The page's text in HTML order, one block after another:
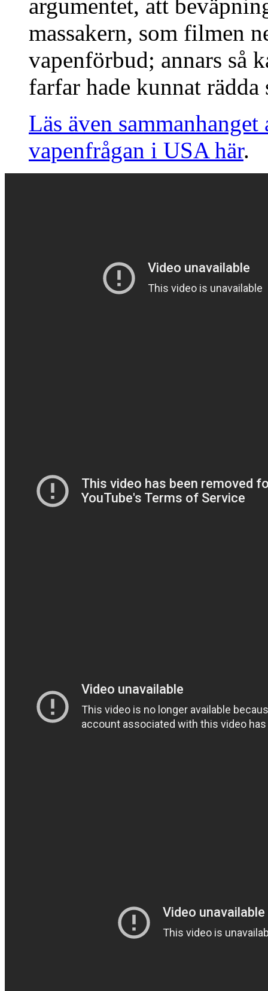
argumentet, att
massakern, som filmen
vapenförbud; annars så
farfar hade kunnat
Läs även
vapenfrågan i USA här.